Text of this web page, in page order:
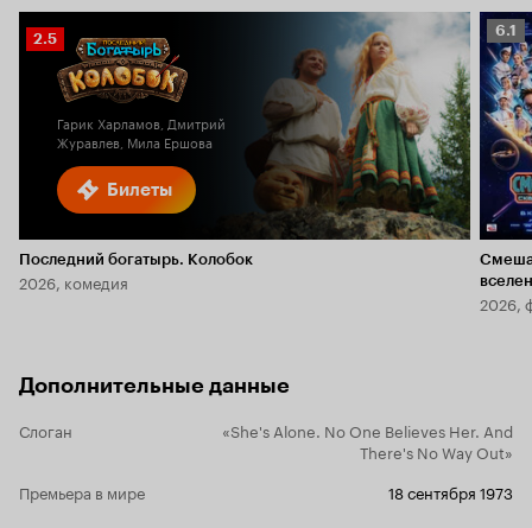
Билеты
Рейтинг
Кинопоиска
2.5
Гарик Харламов, Дмитрий
Журавлев, Мила Ершова
Последний богатырь. Колобок
2026, комедия
6.1
6.1
2026,
Дополнительные данные
Слоган
«She's Alone. No One Believes Her. And
There's No Way Out»
Премьера в мире
18 сентября 1973